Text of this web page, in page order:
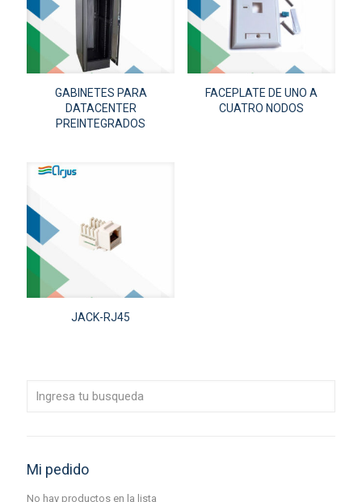
GABINETES PARA
DATACENTER
PREINTEGRADOS
FACEPLATE DE UNO A
CUATRO NODOS
JACK-RJ45
Mi pedido
No hay productos en la lista